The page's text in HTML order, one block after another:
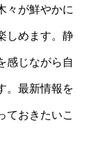
々が鮮やかに
しめます。静
感じながら自
。最新情報を
ておきたいこ